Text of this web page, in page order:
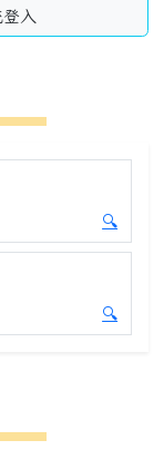
入
🔍
開始本
🔍
開始舊